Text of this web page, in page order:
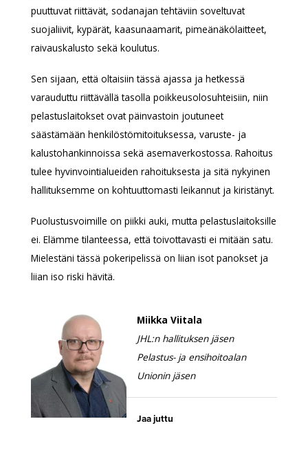
puuttuvat riittävät, sodanajan tehtäviin soveltuvat
suojaliivit, kypärät, kaasunaamarit, pimeänäkölaitteet,
raivauskalusto sekä koulutus.
Sen sijaan, että oltaisiin tässä ajassa ja hetkessä
varauduttu riittävällä tasolla poikkeusolosuhteisiin, niin
pelastuslaitokset ovat päinvastoin joutuneet
säästämään henkilöstömitoituksessa, varuste- ja
kalustohankinnoissa sekä asemaverkostossa. Rahoitus
tulee hyvinvointialueiden rahoituksesta ja sitä nykyinen
hallituksemme on kohtuuttomasti leikannut ja kiristänyt.
Puolustusvoimille on piikki auki, mutta pelastuslaitoksille
ei. Elämme tilanteessa, että toivottavasti ei mitään satu.
Mielestäni tässä pokeripelissä on liian isot panokset ja
liian iso riski hävitä.
Miikka Viitala
JHL:n hallituksen jäsen
Pelastus- ja ensihoitoalan
Unionin jäsen
Jaa juttu